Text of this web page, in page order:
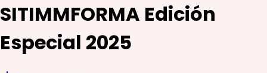
SITIMMFORMA Edición
Especial 2025